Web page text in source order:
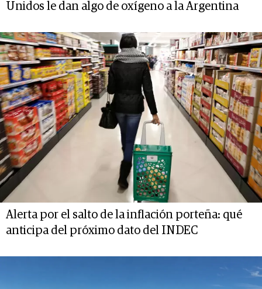
Unidos le dan algo de oxígeno a la Argentina
Alerta por el salto de la inflación porteña: qué
anticipa del próximo dato del INDEC